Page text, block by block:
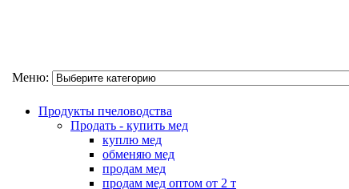
Меню:
Продукты пчеловодства
Продать - купить мед
куплю мед
обменяю мед
продам мед
продам мед оптом от 2 т